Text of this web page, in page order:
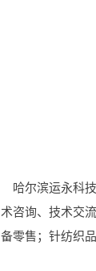
哈尔滨运永科技
术咨询、技术交
备零售；针纺织